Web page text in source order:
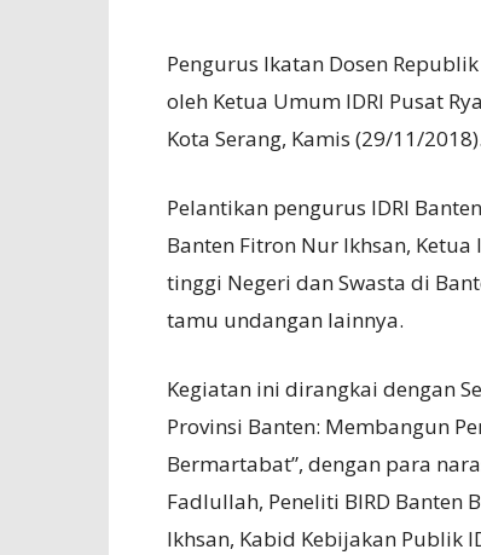
Pengurus Ikatan Dosen
oleh Ketua Umum IDRI Pusat
Kota Serang, Kamis (29/11/2018).
Pelantikan pengurus IDRI
Banten Fitron Nur Ikhsan,
tinggi Negeri dan Swasta di
tamu undangan lainnya.
Kegiatan ini dirangkai dengan
Provinsi Banten: Membangun
Bermartabat”, dengan para
Fadlullah, Peneliti BIRD Banten
Ikhsan, Kabid Kebijakan Publik